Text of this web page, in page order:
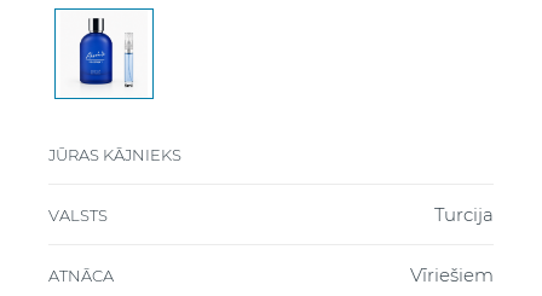
JŪRAS KĀJNIEKS
VALSTS Turcija
ATNĀCA Vīriešiem